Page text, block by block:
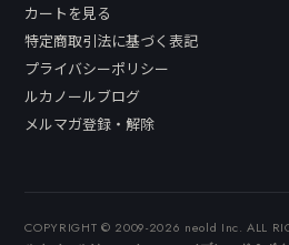
カートを見る
特定商取引法に基づく表記
プライバシーポリシー
ルカノールブログ
メルマガ登録・解除
COPYRIGHT © 2009-2026 neold Inc. ALL